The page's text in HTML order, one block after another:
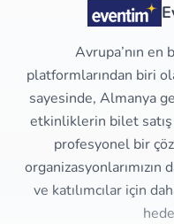
Avrupa’nın
platformlarından biri
sayesinde, Almanya
etkinliklerin bilet
profesyonel bir
organizasyonlarımızın
ve katılımcılar için